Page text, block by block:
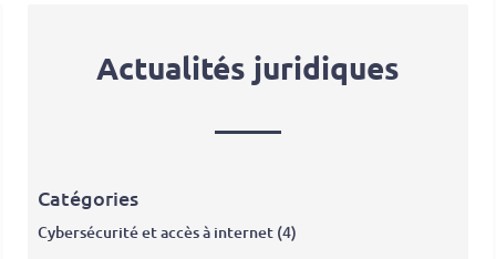
Actualités juridiques
Catégories
Cybersécurité et accès à internet (4)